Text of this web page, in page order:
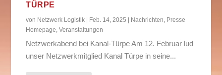
TÜRPE
von Netzwerk Logistik Feb. 14, 2025 Nachrichten, Presse
Homepage,Veranstaltungen
Netzwerkabend bei Kanal-Türpe Am 12. Februar lud
unser Netzwerkmitglied Kanal Türpe in seine...